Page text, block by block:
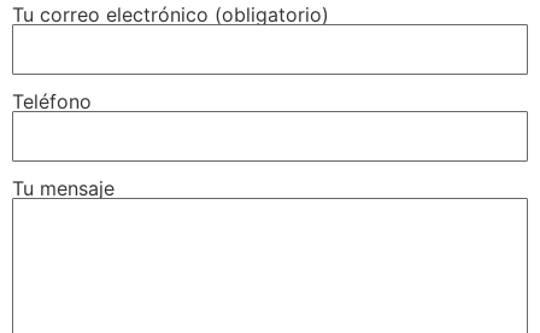
Tu correo electrónico (obligatorio)
Teléfono
Tu mensaje